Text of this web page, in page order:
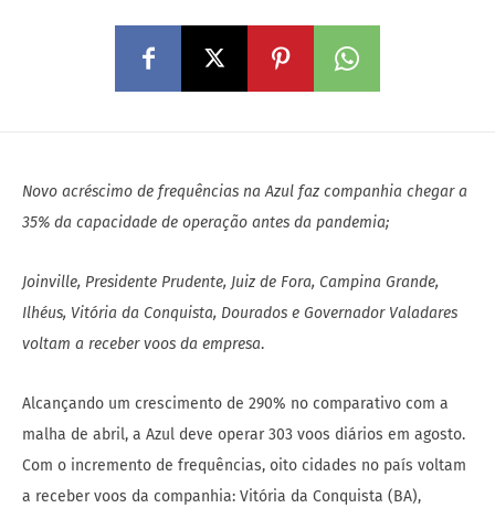
Novo acréscimo de frequências na Azul faz companhia chegar a
35% da capacidade de operação antes da pandemia;
Joinville, Presidente Prudente, Juiz de Fora, Campina Grande,
Ilhéus, Vitória da Conquista, Dourados e Governador Valadares
voltam a receber voos da empresa.
Alcançando um crescimento de 290% no comparativo com a
malha de abril, a Azul deve operar 303 voos diários em agosto.
Com o incremento de frequências, oito cidades no país voltam
a receber voos da companhia: Vitória da Conquista (BA),